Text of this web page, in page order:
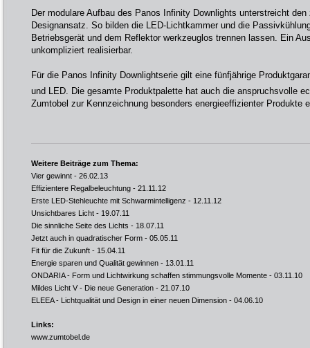
Der modulare Aufbau des Panos Infinity Downlights unterstreicht
Designansatz. So bilden die LED-Lichtkammer und die
Betriebsgerät und dem Reflektor werkzeuglos trennen lassen. Ein
unkompliziert realisierbar.
Für die Panos Infinity Downlightserie gilt eine fünfjährige
und LED. Die gesamte Produktpalette hat auch die anspruchsvolle
Zumtobel zur Kennzeichnung besonders energieeffizienter Produkte
Weitere Beiträge zum Thema:
Vier gewinnt - 26.02.13
Effizientere Regalbeleuchtung - 21.11.12
Erste LED-Stehleuchte mit Schwarmintelligenz - 12.11.12
Unsichtbares Licht - 19.07.11
Die sinnliche Seite des Lichts - 18.07.11
Jetzt auch in quadratischer Form - 05.05.11
Fit für die Zukunft - 15.04.11
Energie sparen und Qualität gewinnen - 13.01.11
ONDARIA - Form und Lichtwirkung schaffen stimmungsvolle Momente - 03.11.10
Mildes Licht V - Die neue Generation - 21.07.10
ELEEA - Lichtqualität und Design in einer neuen Dimension - 04.06.10
Links:
www.zumtobel.de